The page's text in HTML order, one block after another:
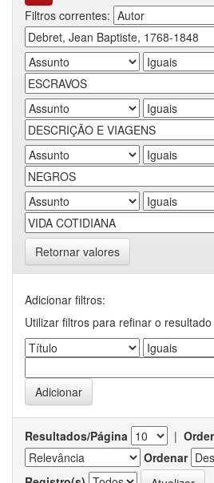
Filtros correntes:
Retornar valores
Adicionar filtros:
Utilizar filtros para refinar o
Resultados/Página |
Ordenar